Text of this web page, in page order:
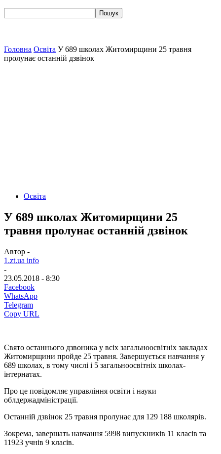
Головна Освіта У 689 школах Житомирщини 25 травня
пролунає останній дзвінок
Освіта
У 689 школах Житомирщини 25
травня пролунає останній дзвінок
Автор -
1.zt.ua info
-
23.05.2018 - 8:30
Facebook
WhatsApp
Telegram
Copy URL
Свято останнього дзвоника у всіх загальноосвітніх закладах
Житомирщини пройде 25 травня. Завершується навчання у
689 школах, в тому числі і 5 загальноосвітніх школах-
інтернатах.
Про це повідомляє управління освіти і науки
облдержадміністрації.
Останній дзвінок 25 травня пролунає для 129 188 школярів.
Зокрема, завершать навчання 5998 випускників 11 класів та
11923 учнів 9 класів.